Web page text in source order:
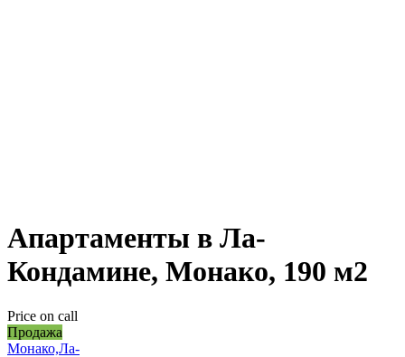
Апартаменты в Ла-
Кондамине, Монако, 190 м2
Price on call
Продажа
Монако,Ла-